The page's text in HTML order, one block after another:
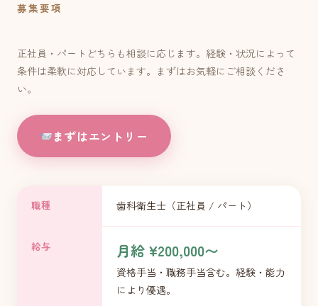
募集要項
正社員・パートどちらも相談に応じます。経験・状況によって
条件は柔軟に対応しています。まずはお気軽にご相談くださ
い。
まずはエントリー
職種 歯科衛生士（正社員 / パート）
給与 月給 ¥200,000〜
資格手当・職務手当含む。経験・能力
により優遇。